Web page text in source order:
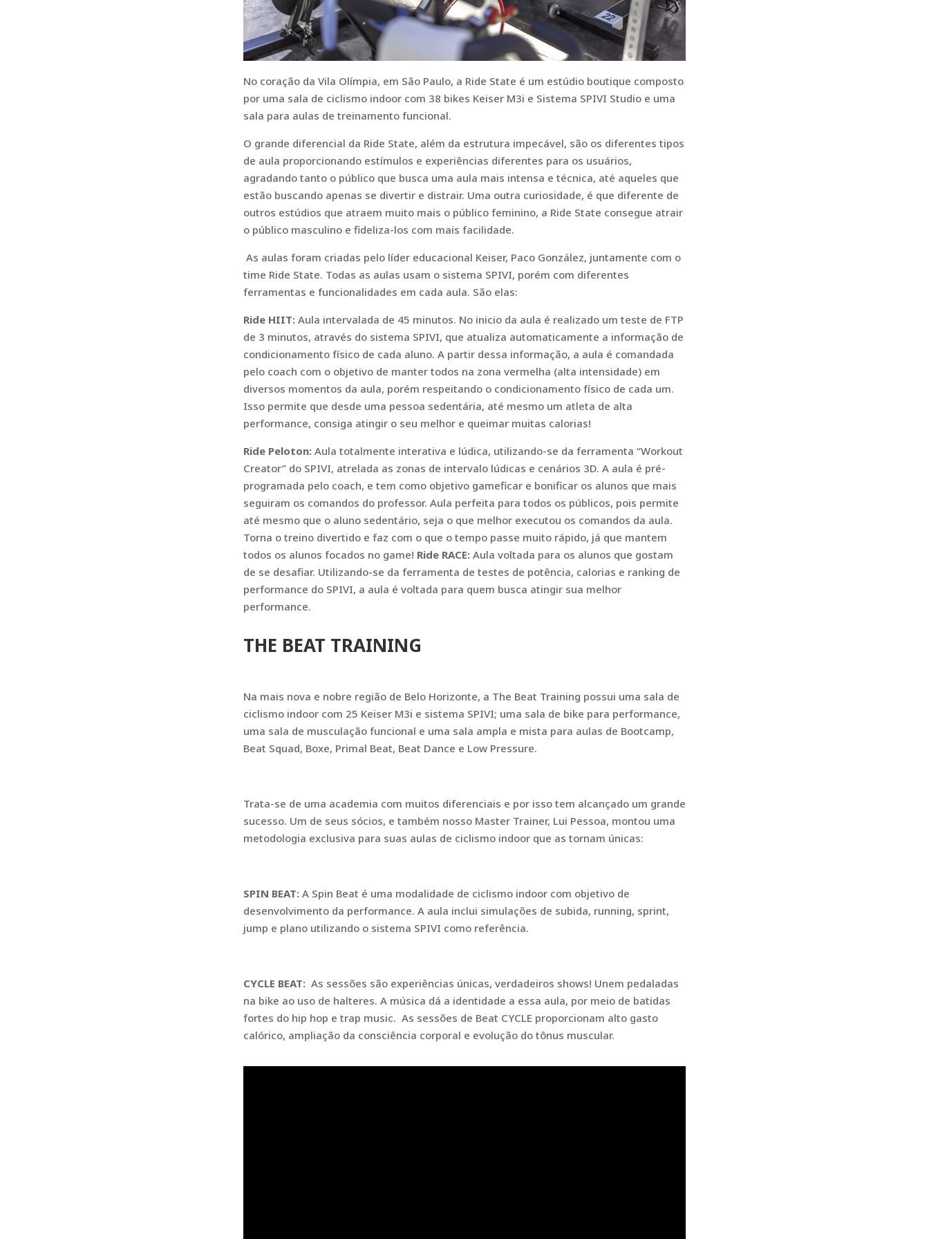
No coração da Vila Olímpia, em São Paulo, a Ride State é um estúdio boutique composto
por uma sala de ciclismo indoor com 38 bikes Keiser M3i e Sistema SPIVI Studio e uma
sala para aulas de treinamento funcional.
O grande diferencial da Ride State, além da estrutura impecável, são os diferentes tipos
de aula proporcionando estímulos e experiências diferentes para os usuários,
agradando tanto o público que busca uma aula mais intensa e técnica, até aqueles que
estão buscando apenas se divertir e distrair. Uma outra curiosidade, é que diferente de
outros estúdios que atraem muito mais o público feminino, a Ride State consegue atrair
o público masculino e fideliza-los com mais facilidade.
As aulas foram criadas pelo líder educacional Keiser, Paco González, juntamente com o
time Ride State. Todas as aulas usam o sistema SPIVI, porém com diferentes
ferramentas e funcionalidades em cada aula. São elas:
Ride HIIT: Aula intervalada de 45 minutos. No inicio da aula é realizado um teste de FTP
de 3 minutos, através do sistema SPIVI, que atualiza automaticamente a informação de
condicionamento físico de cada aluno. A partir dessa informação, a aula é comandada
pelo coach com o objetivo de manter todos na zona vermelha (alta intensidade) em
diversos momentos da aula, porém respeitando o condicionamento físico de cada um.
Isso permite que desde uma pessoa sedentária, até mesmo um atleta de alta
performance, consiga atingir o seu melhor e queimar muitas calorias!
Ride Peloton: Aula totalmente interativa e lúdica, utilizando-se da ferramenta “Workout
Creator” do SPIVI, atrelada as zonas de intervalo lúdicas e cenários 3D. A aula é pré-
programada pelo coach, e tem como objetivo gameficar e bonificar os alunos que mais
seguiram os comandos do professor. Aula perfeita para todos os públicos, pois permite
até mesmo que o aluno sedentário, seja o que melhor executou os comandos da aula.
Torna o treino divertido e faz com o que o tempo passe muito rápido, já que mantem
todos os alunos focados no game! Ride RACE: Aula voltada para os alunos que gostam
de se desafiar. Utilizando-se da ferramenta de testes de potência, calorias e ranking de
performance do SPIVI, a aula é voltada para quem busca atingir sua melhor
performance.
THE BEAT TRAINING
Na mais nova e nobre região de Belo Horizonte, a The Beat Training possui uma sala de
ciclismo indoor com 25 Keiser M3i e sistema SPIVI; uma sala de bike para performance,
uma sala de musculação funcional e uma sala ampla e mista para aulas de Bootcamp,
Beat Squad, Boxe, Primal Beat, Beat Dance e Low Pressure.
Trata-se de uma academia com muitos diferenciais e por isso tem alcançado um grande
sucesso. Um de seus sócios, e também nosso Master Trainer, Lui Pessoa, montou uma
metodologia exclusiva para suas aulas de ciclismo indoor que as tornam únicas:
SPIN BEAT: A Spin Beat é uma modalidade de ciclismo indoor com objetivo de
desenvolvimento da performance. A aula inclui simulações de subida, running, sprint,
jump e plano utilizando o sistema SPIVI como referência.
CYCLE BEAT: As sessões são experiências únicas, verdadeiros shows! Unem pedaladas
na bike ao uso de halteres. A música dá a identidade a essa aula, por meio de batidas
fortes do hip hop e trap music. As sessões de Beat CYCLE proporcionam alto gasto
calórico, ampliação da consciência corporal e evolução do tônus muscular.